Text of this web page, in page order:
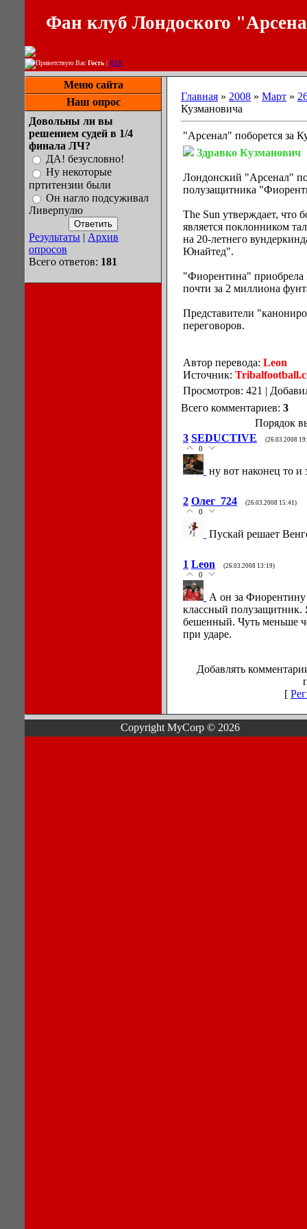
Фан клуб Лондоского
Приветствую Вас Гость | RSS
Меню сайта
Наш опрос
Довольны ли вы
решением судей в 1/4
финала ЛЧ?
ДА! безусловно!
Ну некоторые
пртитензии были
Он нагло подсуживал
Ливерпулю
Результаты | Архив
опросов
Всего ответов: 181
Главная » 2008 » Март »
Кузмановича
"Арсенал" поборется за
Здравко Кузманович
Лондонский "Арсенал"
полузащитника
The Sun утверждает, что
является поклонником
на 20-летнего
Юнайтед".
"Фиорентина" приобрела
почти за 2 миллиона
Представители
переговоров.
Автор перевода: Leon
Источник:
Просмотров: 421 |
Всего комментариев: 3
Порядок
3 SEDUCTIVE (26.03.2008
0
ну вот наконец то и
2 Олег_724 (26.03.2008 15:41)
0
Пускай решает
1 Leon (26.03.2008 13:19)
0
А он за Фиорентину
классный полузащитник.
бешенный. Чуть меньше
при ударе.
Добавлять
[
Copyright MyCorp © 2026